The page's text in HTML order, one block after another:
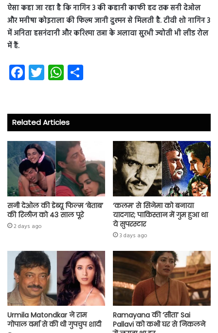
ऐसा कहा जा रहा है कि नागिन 3 की कहानी काफी हद तक सनी देओल
और मनीषा कोइराला की फिल्म जानी दुश्मन से मिलती है. टीवी शो नागिन 3
में अनिता हसनंदानी और करिश्मा तन्ना के अलावा सुरभी ज्योती भी लीड रोल
में हैं.
Fa
ce
o
ok
T
wi
er
W
ha
A
p
p
Related Articles
सनी देओल की डेब्यू फिल्म ‘बेताब’
की रिलीज को 43 साल पूरे
2 days ago
‘कलम’ से सिनेमा को बनाया
यादगार; पाकिस्तान में गुम हुआ था
ये सुपरस्टार
3 days ago
Urmila Matondkar ने राम
गोपाल वर्मा से की थी गुपचुप शादी
Ramayana की ‘सीता’ Sai
Pallavi को कभी घर से निकलने